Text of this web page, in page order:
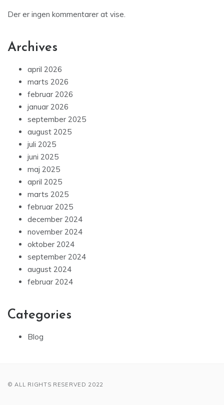
Der er ingen kommentarer at vise.
Archives
april 2026
marts 2026
februar 2026
januar 2026
september 2025
august 2025
juli 2025
juni 2025
maj 2025
april 2025
marts 2025
februar 2025
december 2024
november 2024
oktober 2024
september 2024
august 2024
februar 2024
Categories
Blog
© ALL RIGHTS RESERVED 2022